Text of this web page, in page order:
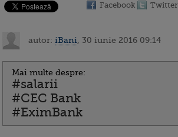
Facebook Twitter
autor: iBani , 30 iunie 2016 09:14
Mai multe despre:
#salarii
#CEC Bank
#EximBank